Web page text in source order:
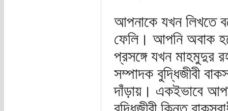
আপনাকে যখন লিখতে
ফেলি। আপনি অবাক
প্রসঙ্গে যখন মাহমুদুর
সম্পাদক বুদ্ধিজীবী
দাঁড়ায়। একইভাবে